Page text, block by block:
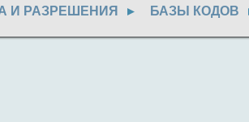
И РАЗРЕШЕНИЯ БАЗЫ КОДОВ